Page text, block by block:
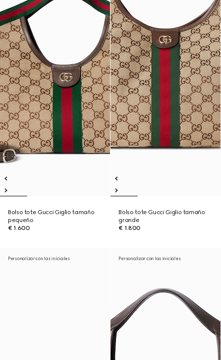
Bolso tote Gucci Giglio tamaño
pequeño
€ 1.600
Bolso tote Gucci Giglio tamaño
grande
€ 1.800
Personalizar con las iniciales Personalizar con las iniciales